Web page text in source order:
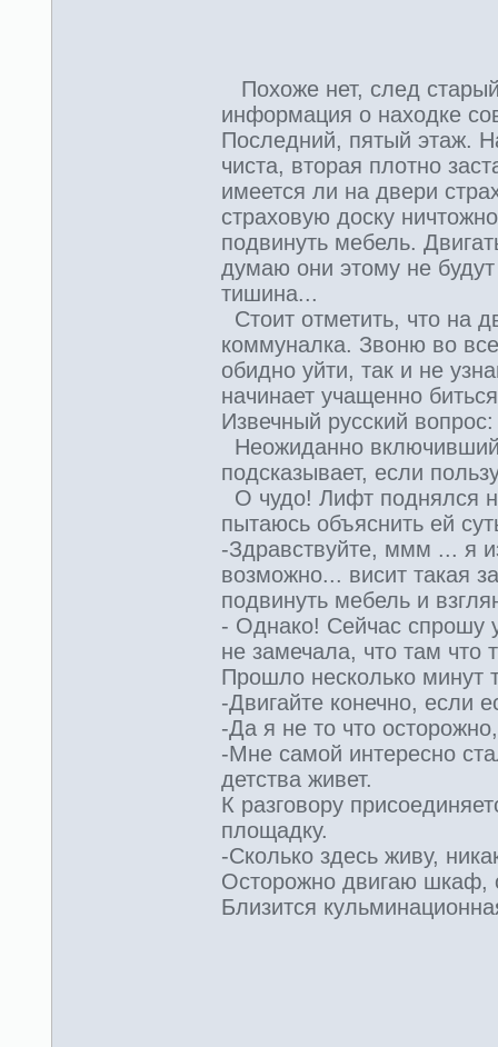
Похоже нет, след
информация о находке
Последний, пятый этаж.
чиста, вторая плотно
имеется ли на двери
страховую доску
подвинуть мебель.
думаю они этому не
тишина...
Стоит отметить, что на
коммуналка. Звоню во
обидно уйти, так и не
начинает учащенно
Извечный русский
Неожиданно
подсказывает, если
О чудо! Лифт поднялся
пытаюсь объяснить ей
-Здравствуйте, ммм ... я
возможно... висит такая
подвинуть мебель и
- Однако! Сейчас спрошу
не замечала, что там что
Прошло несколько минут
-Двигайте конечно, если
-Да я не то что
-Мне самой интересно
детства живет.
К разговору
площадку.
-Сколько здесь живу,
Осторожно двигаю шкаф,
Близится